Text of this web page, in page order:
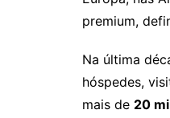
premium,
Na última
hóspedes,
mais de 20